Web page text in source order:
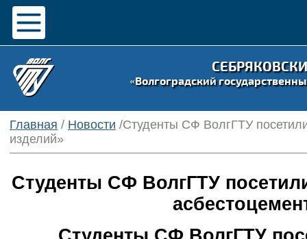
«Волгоградский
Главная / Новости /Студенты СФ ВолгГТУ
изделий»
Студенты СФ ВолгГТУ